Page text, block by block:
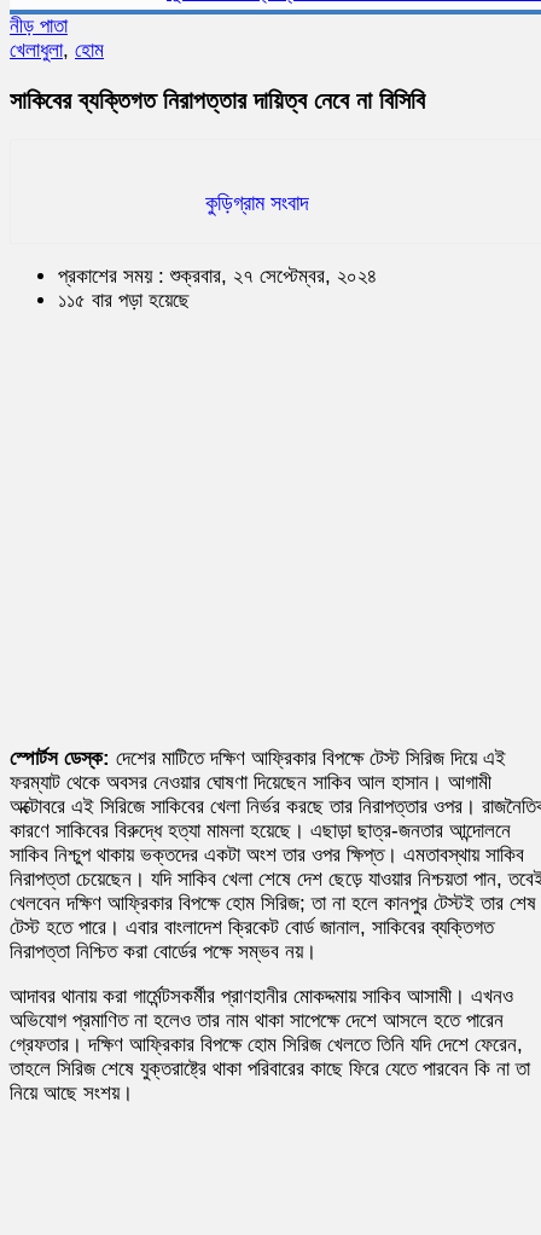
নীড় পাতা
খেলাধুলা, হোম
সাকিবের ব্যক্তিগত নিরাপত্তার দায়িত্ব নেবে না বিসিবি
কুড়িগ্রাম সংবাদ
প্রকাশের সময় : শুক্রবার, ২৭ সেপ্টেম্বর, ২০২৪
১১৫ বার পড়া হয়েছে
স্পোর্টস ডেস্ক: দেশের মাটিতে দক্ষিণ আফ্রিকার বিপক্ষে টেস্ট সিরিজ দিয়ে এই
ফরম্যাট থেকে অবসর নেওয়ার ঘোষণা দিয়েছেন সাকিব আল হাসান। আগামী
অক্টোবরে এই সিরিজে সাকিবের খেলা নির্ভর করছে তার নিরাপত্তার ওপর।
কারণে সাকিবের বিরুদ্ধে হত্যা মামলা হয়েছে। এছাড়া ছাত্র-জনতার আন্দোলনে
সাকিব নিশ্চুপ থাকায় ভক্তদের একটা অংশ তার ওপর ক্ষিপ্ত। এমতাবস্থায় সাকিব
নিরাপত্তা চেয়েছেন। যদি সাকিব খেলা শেষে দেশ ছেড়ে যাওয়ার নিশ্চয়তা পান,
খেলবেন দক্ষিণ আফ্রিকার বিপক্ষে হোম সিরিজ; তা না হলে কানপুর টেস্টই তার শেষ
টেস্ট হতে পারে। এবার বাংলাদেশ ক্রিকেট বোর্ড জানাল, সাকিবের ব্যক্তিগত
নিরাপত্তা নিশ্চিত করা বোর্ডের পক্ষে সম্ভব নয়।
আদাবর থানায় করা গার্মেন্টসকর্মীর প্রাণহানীর মোকদ্দমায় সাকিব আসামী। এখনও
অভিযোগ প্রমাণিত না হলেও তার নাম থাকা সাপেক্ষে দেশে আসলে হতে পারেন
গ্রেফতার। দক্ষিণ আফ্রিকার বিপক্ষে হোম সিরিজ খেলতে তিনি যদি দেশে ফেরেন,
তাহলে সিরিজ শেষে যুক্তরাষ্ট্রে থাকা পরিবারের কাছে ফিরে যেতে পারবেন কি না তা
নিয়ে আছে সংশয়।